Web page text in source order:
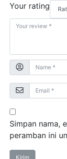
Your rating
Simpan nama,
peramban ini